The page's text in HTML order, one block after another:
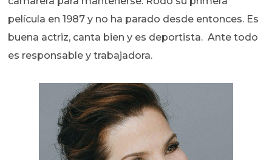
película en 1987 y no ha parado desde entonces. Es
buena actriz, canta bien y es deportista. Ante todo
es responsable y trabajadora.